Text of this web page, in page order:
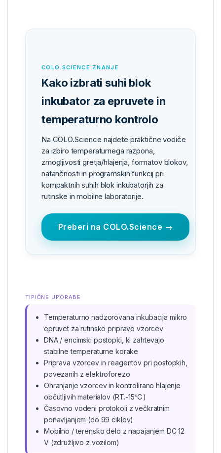
COLO.SCIENCE ZNANJE
Kako izbrati suhi blok
inkubator za epruvete in
temperaturno kontrolo
Na COLO.Science najdete praktične vodiče
za izbiro temperaturnega razpona,
zmogljivosti gretja/hlajenja, formatov blokov,
natančnosti in programskih funkcij pri
kompaktnih suhih blok inkubatorjih za
rutinske in mobilne laboratorije.
Preberi na COLO.Science →
TIPIČNE UPORABE
Temperaturno nadzorovana inkubacija mikro
epruvet za rutinsko pripravo vzorcev
DNA / encimski postopki, ki zahtevajo
stabilne temperaturne korake
Priprava vzorcev in reagentov pri postopkih,
povezanih z elektroforezo
Ohranjanje vzorcev in kontrolirano hlajenje
občutljivih materialov (RT.-15℃)
Časovno vodeni protokoli z večkratnim
ponavljanjem (do 99 ciklov)
Mobilno / terensko delo z napajanjem DC 12
V (združljivo z vozilom)